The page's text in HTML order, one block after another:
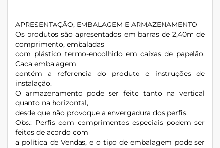
APRESENTAÇÃO, EMBALAGEM E ARMAZENAMENTO
Os produtos são apresentados em barras de 2,40m de
comprimento, embaladas
com plástico termo-encolhido em caixas de papelão.
Cada embalagem
contém a referencia do produto e instruções de
instalação.
O armazenamento pode ser feito tanto na vertical
quanto na horizontal,
desde que não provoque a envergadura dos perfis.
Obs.: Perfis com comprimentos especiais podem ser
feitos de acordo com
a política de Vendas, e o tipo de embalagem pode ser